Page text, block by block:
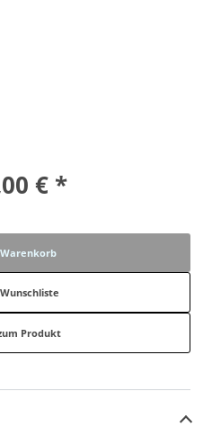
€ *
Produkt